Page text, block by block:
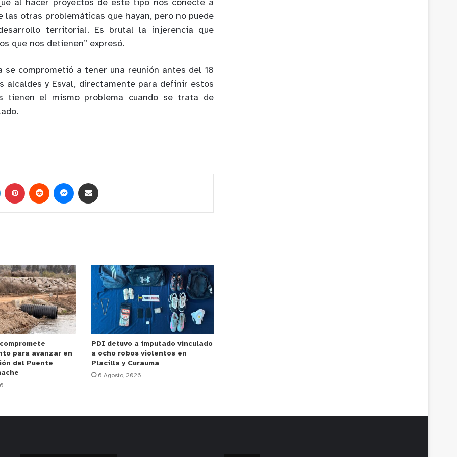
al hacer proyectos de este tipo nos conecte a
las otras problemáticas que hayan, pero no puede
territorial. Es brutal la injerencia que
que nos detienen” expresó.
se comprometió a tener una reunión antes del 18
alcaldes y Esval, directamente para definir estos
tienen el mismo problema cuando se trata de
para avanzar en
del Puente
PDI detuvo a imputado vinculado
a ocho robos violentos en
Placilla y Curauma
6 Agosto, 2026